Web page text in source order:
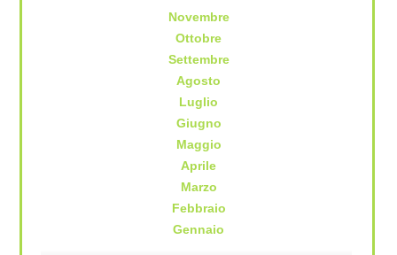
Novembre
Ottobre
Settembre
Agosto
Luglio
Giugno
Maggio
Aprile
Marzo
Febbraio
Gennaio